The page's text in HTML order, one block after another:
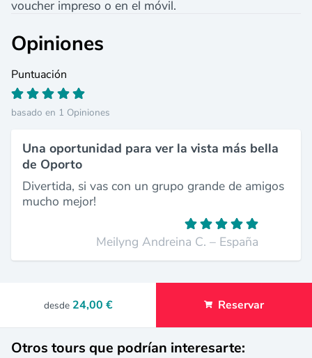
voucher impreso o en el móvil.
Opiniones
Puntuación
basado en 1 Opiniones
Una oportunidad para ver la vista más bella
de Oporto
Divertida, si vas con un grupo grande de amigos
mucho mejor!
Meilyng Andreina C. – España
desde 24,00 € Reservar
Otros tours que podrían interesarte: